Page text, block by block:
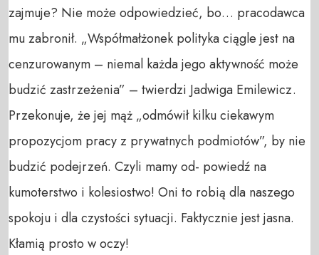
zajmuje? Nie może odpowiedzieć, bo… pracodawca
mu zabronił. „Współmałżonek polityka ciągle jest na
cenzurowanym – niemal każda jego aktywność może
budzić zastrzeżenia” – twierdzi Jadwiga Emilewicz.
Przekonuje, że jej mąż „odmówił kilku ciekawym
propozycjom pracy z prywatnych podmiotów”, by nie
budzić podejrzeń. Czyli mamy od- powiedź na
kumoterstwo i kolesiostwo! Oni to robią dla naszego
spokoju i dla czystości sytuacji. Faktycznie jest jasna.
Kłamią prosto w oczy!